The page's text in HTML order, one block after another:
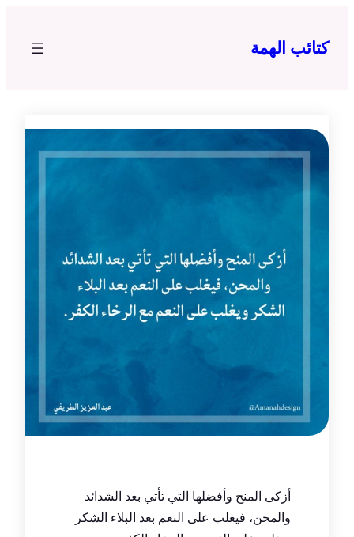
المحتوى
كتائب الهمة
أزكى المنح وأفضلها التي تأتي بعد الشدائد
والمحن، فيغلب على النعم بعد البلاء الشكر